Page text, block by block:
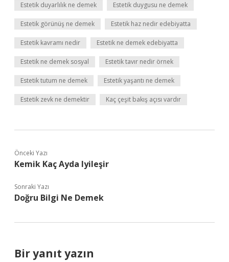
Estetik duyarlılık ne demek Estetik duygusu ne demek
Estetik görünüş ne demek Estetik haz nedir edebiyatta
Estetik kavramı nedir Estetik ne demek edebiyatta
Estetik ne demek sosyal Estetik tavır nedir örnek
Estetik tutum ne demek Estetik yaşantı ne demek
Estetik zevk ne demektir Kaç çeşit bakış açısı vardır
Önceki Yazı
Kemik Kaç Ayda Iyileşir
Sonraki Yazı
Doğru Bilgi Ne Demek
Bir yanıt yazın